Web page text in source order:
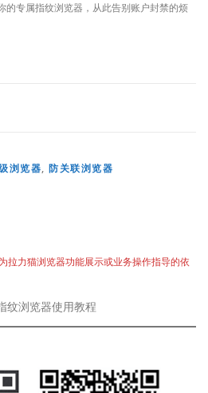
的专属指纹浏览器，从此告别账户封禁的烦
浏览器, 防关联浏览器
拉力猫浏览器功能展示或业务操作指导的依
纹浏览器使用教程